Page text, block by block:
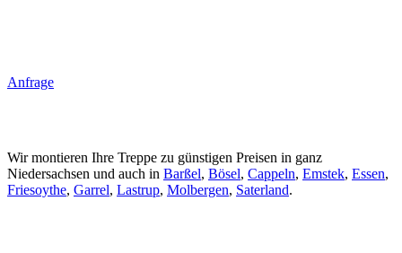
Anfrage
Wir montieren Ihre Treppe zu günstigen Preisen in ganz
Niedersachsen und auch in Barßel, Bösel, Cappeln, Emstek, Essen,
Friesoythe, Garrel, Lastrup, Molbergen, Saterland.